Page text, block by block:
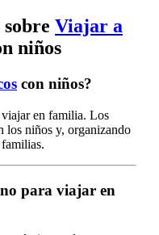
Viajar a
niños
con niños?
viajar en familia. Los
los niños y, organizando
para viajar en